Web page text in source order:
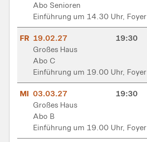
Abo Senioren
Einführung um 14.30 Uhr, Foyer
FR 19.02.27
19:30
Großes Haus
Abo C
Einführung um 19.00 Uhr, Foyer
MI 03.03.27
19:30
Großes Haus
Abo B
Einführung um 19.00 Uhr, Foyer